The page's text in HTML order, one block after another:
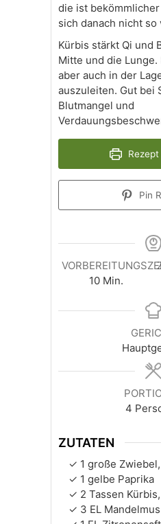
die ist
sich danach nicht so
Kürbis stärkt Qi und
Mitte und die
aber auch in der
auszuleiten. Gut bei
Blutmangel und
Pin
10Minuten
Min.
4
ZUTATEN
1 große
1 gelbe Paprika
2 Tassen
3 EL Mandelmus